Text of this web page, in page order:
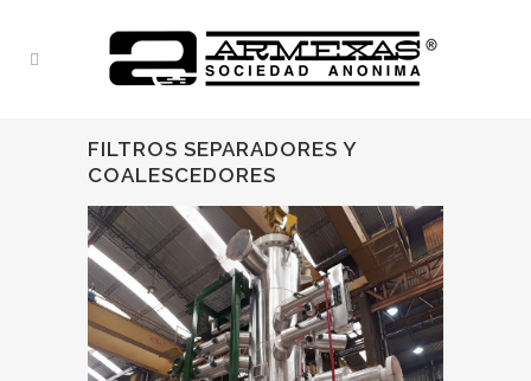
FILTROS SEPARADORES Y
COALESCEDORES